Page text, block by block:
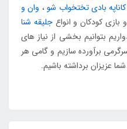
کاناپه بادی تختخواب شو، وان و
و بازی کودکان و انواعجلیقه شنا
بتوانیم بخشی از نیاز های
برآورده سازیم و گامی هر
برداشته باشیم.